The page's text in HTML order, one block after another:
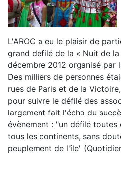
L'AROC a eu le plaisir de
grand défilé de la « Nuit de
décembre 2012 organisé par
Des milliers de personnes
rues de Paris et de la
pour suivre le défilé des
largement fait l'écho du
évènement : "un défilé toutes
tous les continents, sans
peuplement de l'île"